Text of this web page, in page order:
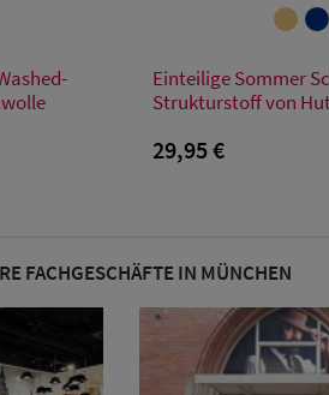
56 57 58 59
Einteilige Sommer
Strukturstoff von
29,95 €
FACHGESCHÄFTE IN MÜNCHEN